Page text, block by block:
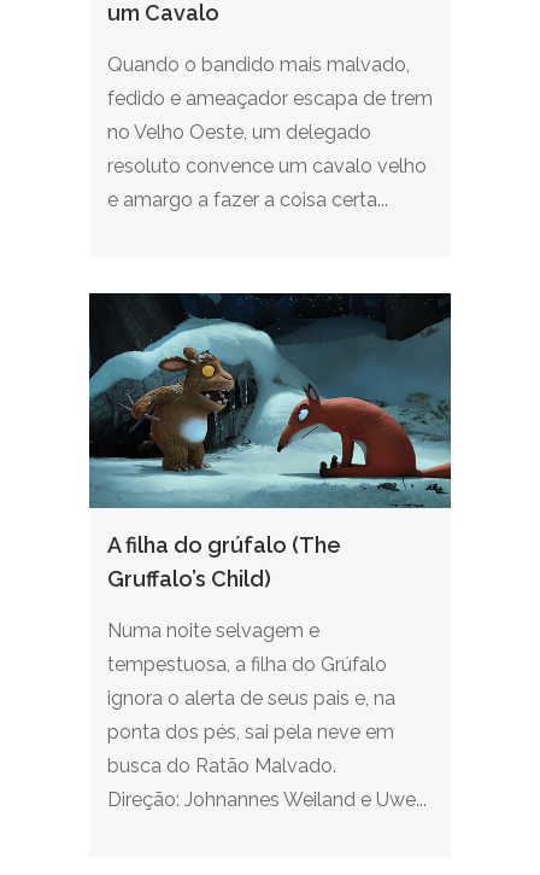
um Cavalo
Quando o bandido mais malvado,
fedido e ameaçador escapa de trem
no Velho Oeste, um delegado
resoluto convence um cavalo velho
e amargo a fazer a coisa certa...
A filha do grúfalo (The
Gruffalo’s Child)
Numa noite selvagem e
tempestuosa, a filha do Grúfalo
ignora o alerta de seus pais e, na
ponta dos pés, sai pela neve em
busca do Ratão Malvado.
Direção: Johnannes Weiland e Uwe...